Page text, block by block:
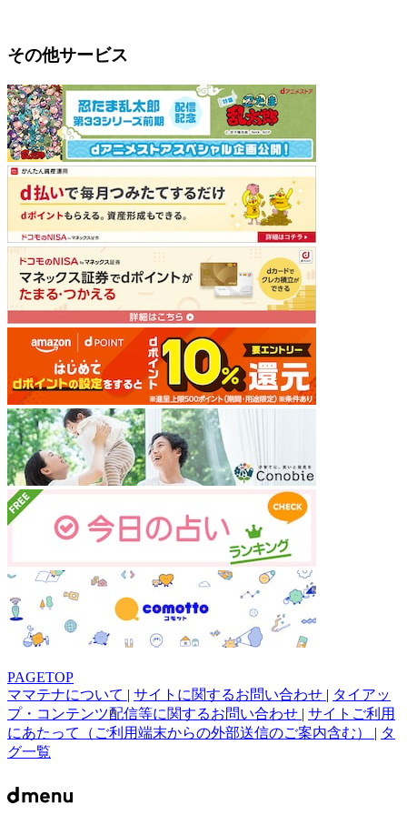
その他サービス
PAGETOP
ママテナについて | サイトに関するお問い合わせ | タイアッ
プ・コンテンツ配信等に関するお問い合わせ | サイトご利用
にあたって（ご利用端末からの外部送信のご案内含む） | タ
グ一覧